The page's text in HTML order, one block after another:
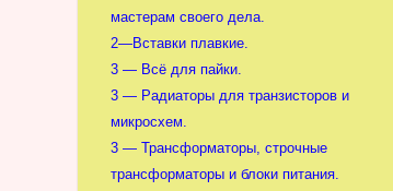
мастерам своего дела.
2—Вставки плавкие.
3 — Всё для пайки.
3 — Радиаторы для транзисторов и
микросхем.
3 — Трансформаторы, строчные
трансформаторы и блоки питания.